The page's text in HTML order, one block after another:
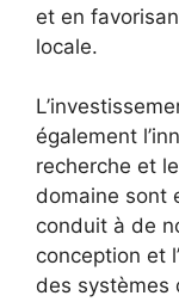
et en
locale.
également
recherche et
domaine sont
conduit à de
conception et
des systèmes